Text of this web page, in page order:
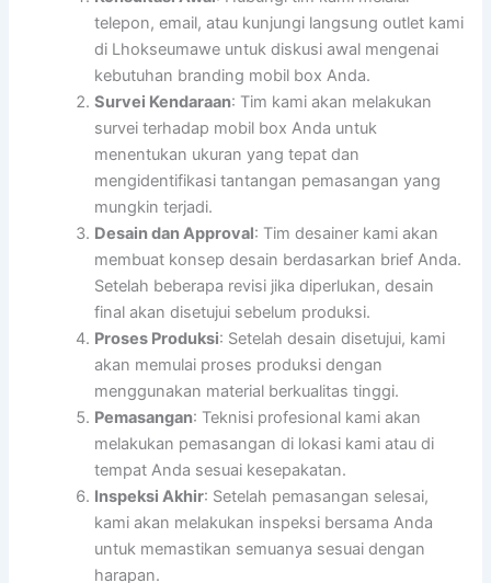
telepon, email, atau kunjungi langsung outlet kami
di Lhokseumawe untuk diskusi awal mengenai
kebutuhan branding mobil box Anda.
Survei Kendaraan: Tim kami akan melakukan
survei terhadap mobil box Anda untuk
menentukan ukuran yang tepat dan
mengidentifikasi tantangan pemasangan yang
mungkin terjadi.
Desain dan Approval: Tim desainer kami akan
membuat konsep desain berdasarkan brief Anda.
Setelah beberapa revisi jika diperlukan, desain
final akan disetujui sebelum produksi.
Proses Produksi: Setelah desain disetujui, kami
akan memulai proses produksi dengan
menggunakan material berkualitas tinggi.
Pemasangan: Teknisi profesional kami akan
melakukan pemasangan di lokasi kami atau di
tempat Anda sesuai kesepakatan.
Inspeksi Akhir: Setelah pemasangan selesai,
kami akan melakukan inspeksi bersama Anda
untuk memastikan semuanya sesuai dengan
harapan.